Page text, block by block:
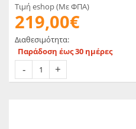
Τιμή eshop (Με ΦΠΑ)
219,00€
Διαθεσιμότητα:
Παράδοση έως 30 ημέρες